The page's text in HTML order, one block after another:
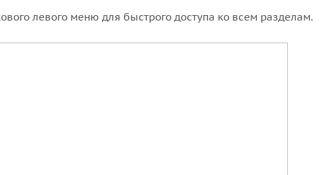
левого меню для быстрого доступа ко всем разделам.